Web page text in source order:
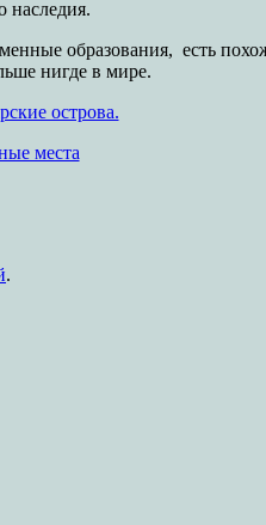
наследия.
образования, есть
нигде в мире.
острова.
места
.